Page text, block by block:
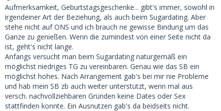
Aufmerksamkeit, Geburtstagsgeschenke... gibt's immer, sowohl in
irgendeiner Art der Beziehung, als auch beim Sugardating. Aber
stehe nicht auf ONS und ich brauch ne gewisse Bindung um das
Ganze zu genießen. Wenn die zumindest von einer Seite nicht da
ist, geht's nicht lange.
Anfangs versucht man beim Sugardating naturgemäß ein
möglichst niedriges TG zu vereinbaren. Genau wie das SB ein
möglichst hohes. Nach Arrangement gab's bei mir nie Probleme
und hab mein SB zb auch weiter unterstützt, wenn mal aus
versch. nachvollziehbaren Gründen keine Dates oder Sex
stattfinden konnte. Ein Ausnutzen gab's da beidseits nicht.